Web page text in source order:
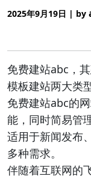
2025年9月19日 | by
免费建站abc，
模板建站两大类型
免费建站abc的
能，同时简易管
适用于新闻发布
多种需求。
伴随着互联网的